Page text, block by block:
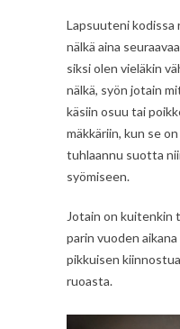
Lapsuuteni kodissa
nälkä aina
siksi olen vieläkin
nälkä, syön jotain
käsiin osuu tai
mäkkäriin, kun se
tuhlaannu suotta
syömiseen.
Jotain on kuitenkin
parin vuoden
pikkuisen
ruoasta.